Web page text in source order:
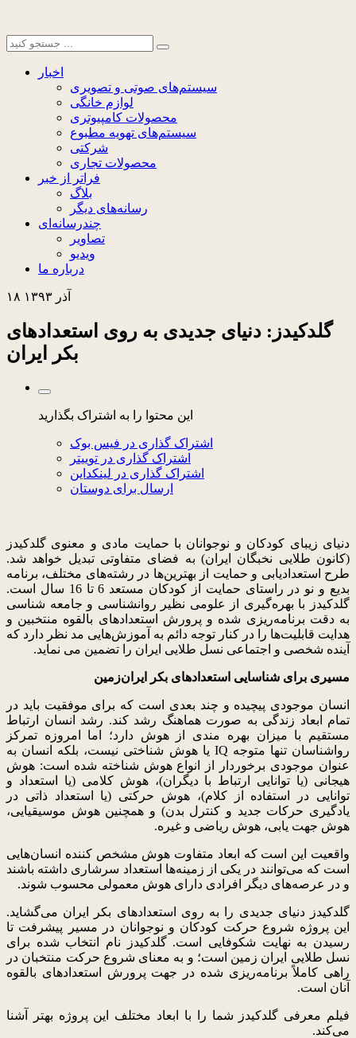
اخبار
سیستم‌های صوتی و تصویری
لوازم خانگی
محصولات کامپیوتری
سیستم‌های تهویه مطبوع
شرکتی
محصولات تجاری
فراتر از خبر
بلاگ
رسانه‌های دیگر
چندرسانه‌ای
تصاویر
ویدیو
درباره ما
۱۸ آذر ۱۳۹۳
گلدکیدز: دنیای جدیدی به روی استعدادهای
بکر ایران
این محتوا را به اشتراک بگذارید
اشتراک گذاری در فیس بوک
اشتراک گذاری در توییتر
اشتراک گذاری در لینکداین
ارسال برای دوستان
دنیای زیبای کودکان و نوجوانان با حمایت مادی و معنوی گلدکیدز
(کانون طلایی نخبگان ایران) به فضای متفاوتی تبدیل خواهد شد.
طرح استعدادیابی و حمایت از بهترین‌ها در رشته‌های مختلف، برنامه
بدیع و نو در راستای حمایت از کودکان مستعد 6 تا 16 سال است.
گلدکیدز با بهره‌گیری از علومی نظیر روانشناسی و جامعه شناسی
به دقت برنامه‌ریزی شده و پرورش استعدادهای بالقوه منتخبین و
هدایت قابلیت‌ها را در کنار توجه دائم به آموزش‌هایی مد نظر دارد که
آینده شخصی و اجتماعی نسل طلایی ایران را تضمین می نماید.
مسیری برای شناسایی استعدادهای بکر ایران‌زمین
انسان موجودی پیچیده و چند بعدی است که برای موفقیت باید در
تمام ابعاد زندگی به صورت هماهنگ رشد کند. رشد انسان ارتباط
مستقیم با میزان بهره مندی از هوش دارد؛ اما امروزه تمرکز
رواشناسان تنها متوجه IQ یا هوش شناختی نیست، بلکه انسان به
عنوان موجودی برخوردار از انواع هوش شناخته شده است: هوش
هیجانی (یا توانایی ارتباط با دیگران)، هوش کلامی (یا استعداد و
توانایی در استفاده از کلام)، هوش حرکتی (یا استعداد ذاتی در
یادگیری حرکات جدید و کنترل بدن) و همچنین هوش موسیقیایی،
هوش جهت یابی، هوش ریاضی و غیره.
واقعیت این است که ابعاد متفاوت هوش مشخص کننده انسان‌هایی
است که می‌توانند در یکی از زمینه‌ها استعداد سرشاری داشته باشند
و در عرصه‌های دیگر افرادی دارای هوش معمولی محسوب شوند.
گلدکیدز دنیای جدیدی را به روی استعدادهای بکر ایران می‌گشاید.
این پروژه شروع حرکت کودکان و نوجوانان در مسیر پیشرفت تا
رسیدن به نهایت شکوفایی است. گلدکیدز نام انتخاب شده برای
نسل طلایی ایران زمین است؛ و به معنای شروع حرکت منتخبان در
راهی کاملاً برنامه‌ریزی شده در جهت پرورش استعدادهای بالقوه
آنان است.
فیلم معرفی گلدکیدز شما را با ابعاد مختلف این پروژه بهتر آشنا
می‌کند.